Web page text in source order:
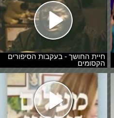
חיית החושך - בעקבות הסיפורים
הקסומים